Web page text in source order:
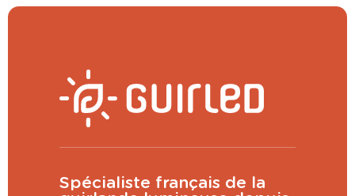
Spécialiste français de la